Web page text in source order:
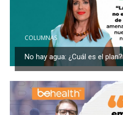
COLUMNAS
No hay agua: ¿Cuál es el plan?